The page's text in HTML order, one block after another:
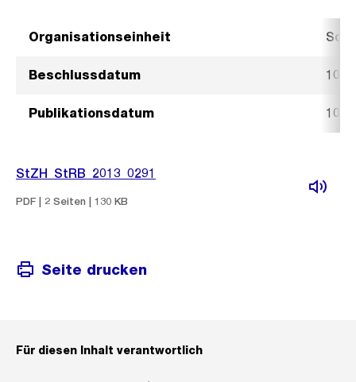
Organisationseinheit
Beschlussdatum 10.
Publikationsdatum 10.
StZH_StRB_2013_0291
PDF | 2 Seiten | 130 KB
Seite drucken
Für diesen Inhalt verantwortlich